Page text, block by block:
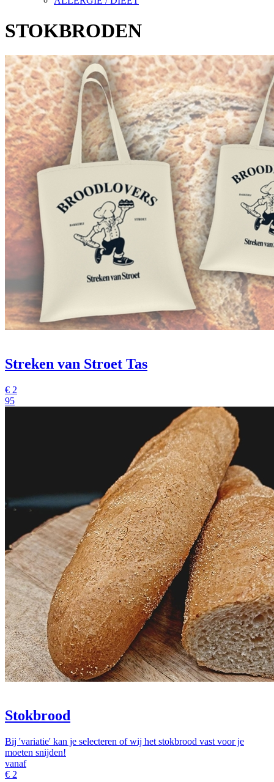
STOKBRODEN
Streken van Stroet Tas
€ 2
95
Stokbrood
Bij 'variatie' kan je selecteren of wij het stokbrood vast voor je
moeten snijden!
vanaf
€ 2